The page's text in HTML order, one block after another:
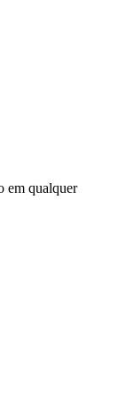
em qualquer